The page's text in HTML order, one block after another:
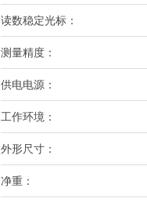
读数稳定光标：
测量精度：
供电电源：
工作环境：
外形尺寸：
净重：